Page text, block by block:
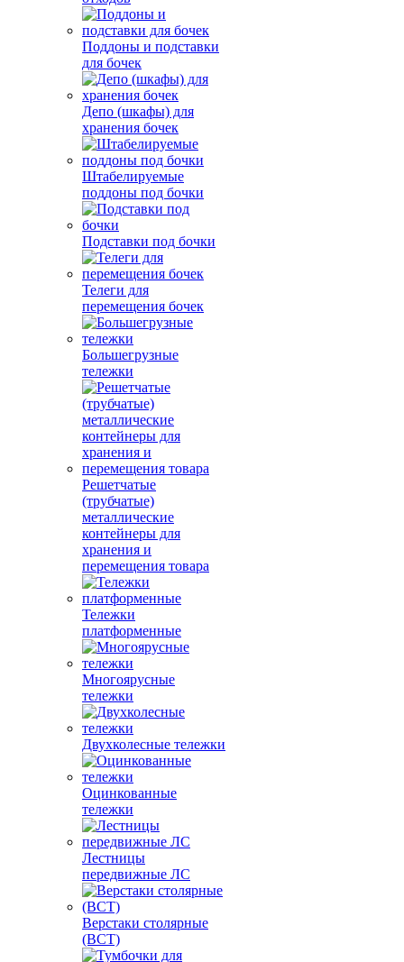
Поддоны и подставки
для бочек
Депо (шкафы) для
хранения бочек
Штабелируемые
поддоны под бочки
Подставки под бочки
Телеги для
перемещения бочек
Большегрузные
тележки
Решетчатые
(трубчатые)
металлические
контейнеры для
хранения и
перемещения товара
Тележки
платформенные
Многоярусные
тележки
Двухколесные тележки
Оцинкованные
тележки
Лестницы
передвижные ЛС
Верстаки столярные
(ВСТ)